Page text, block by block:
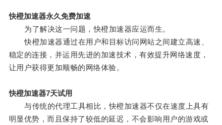
快橙加速器永久免费加速
为了解决这一问题，快橙加速器应运而生。
快橙加速器通过在用户和目标访问网站之间建立高速、
稳定的连接，并运用先进的加速技术，有效提升网络速度，
让用户获得更加顺畅的网络体验。
快橙加速器7天试用
与传统的代理工具相比，快橙加速器不仅在速度上具有
明显优势，而且保持了较低的延迟，不会影响用户的游戏或